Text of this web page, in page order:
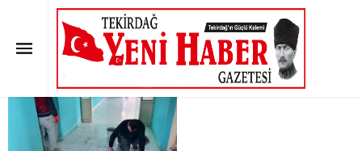
Etiket: Baştan
Anasayfa » Etiket: Baştan